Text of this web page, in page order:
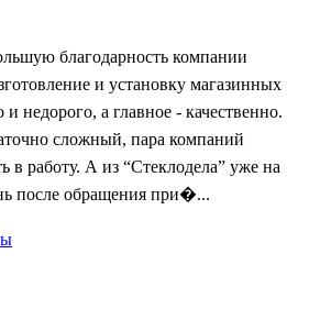
благодарность компании
и установку магазинных
недорого, а главное - качественно.
сложный, пара компаний
в работу. А из “Стеклодела” уже на
после обращения при�...